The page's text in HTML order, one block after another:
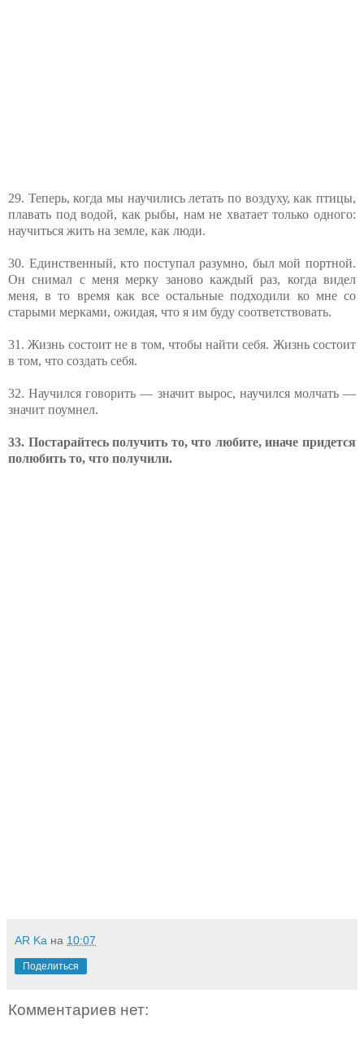
29. Теперь, когда мы научились летать по воздуху, как птицы,
плавать под водой, как рыбы, нам не хватает только одного:
научиться жить на земле, как люди.
30. Единственный, кто поступал разумно, был мой портной.
Он снимал с меня мерку заново каждый раз, когда видел
меня, в то время как все остальные подходили ко мне со
старыми мерками, ожидая, что я им буду соответствовать.
31. Жизнь состоит не в том, чтобы найти себя. Жизнь состоит
в том, что создать себя.
32. Научился говорить — значит вырос, научился молчать —
значит поумнел.
33. Постарайтесь получить то, что любите, иначе придется
полюбить то, что получили.
AR Ka на 10:07
Поделиться
Комментариев нет: